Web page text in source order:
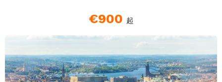
€900 起